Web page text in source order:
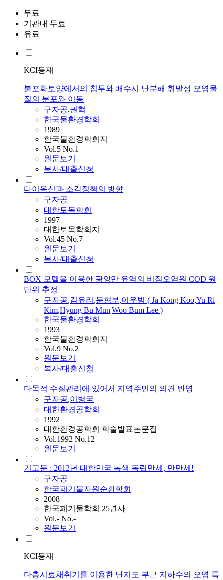
무료
기관내 무료
유료
KCI등재
불포화토양에서의 침투와 배수시 난분해 휘발성 오염물
질의 분포와 이동
구자공,권혁
한국물환경학회
1989
한국물환경학회지
Vol.5 No.1
원문보기
복사/대출신청
다이옥신과 소각정책의 방향
구자공
대한토목학회
1997
대한토목학회지
Vol.45 No.7
원문보기
복사/대출신청
BOX 모델을 이용한 광양만 유역의 비점오염원 COD 원
단위 추정
구자공,김유리 ,문형부,이우범 ( Ja Kong Koo,Yu Ri
Kim,Hyung Bu Mun,Woo Bum Lee )
한국물환경학회
1993
한국물환경학회지
Vol.9 No.2
원문보기
복사/대출신청
다목적 수질관리에 있어서 지역주민의 의견 반영
구자공,이병국
대한환경공학회
1992
대한환경공학회 학술발표논문집
Vol.1992 No.12
원문보기
기고문 : 2012년 대한민국 녹색 독립만세, 만만세!
구자공
한국폐기물자원순환학회
2008
한국폐기물학회 25년사
Vol.- No.-
원문보기
KCI등재
다층시료채취기를 이용한 난지도 부근 지하수의 오염 특